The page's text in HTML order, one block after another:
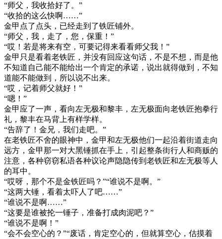
“师父，我收拾好了。”
“收拾的这么快啊……”
金甲点了点头，已经走到了铁匠铺外。
“师父，我，走了，您，保重！”
“哎！若是将来有空，可要记得来看看师父我！”
金甲只是看着老铁匠，并没有回应这句话，不是不想，而是他
不知道自己能不能给出一个肯定的承诺，说出就得做到，不知
道能不能做到，所以说不出来。
“哎，记着师父就好！”
“嗯！”
金甲应了一声，看向左无极和黎丰，左无极面向老铁匠抱拳行
礼，黎丰在马背上有样学样。
“告辞了！金兄，我们走吧。”
在老铁匠不舍的眼神中，金甲和左无极他们一起沿着街道走向
远方，金甲那一对大黑锤抓在手上，引起整条街行人和商贩的
注意，各种窃窃私语各种议论声隐隐传到老铁匠和左无极等人
的耳中。
“哎呀，那个不是金铁匠吗？”“谁说不是啊。”
“这两大锤，看着太吓人了吧……”
“谁说不是啊……”
“这要是谁被抡一锤子，准备打成肉泥吧？”
“谁说不是啊！”
“会不会空心的？”“废话，肯定空心的，但就算空心，估摸着